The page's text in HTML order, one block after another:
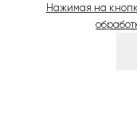
Нажимая на